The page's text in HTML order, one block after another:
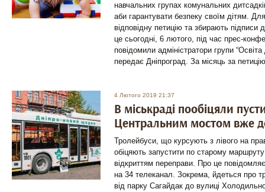
навчальних групах комунальних
аби гарантувати безпеку своїм дітям.
відповідну петицію та збирають підписи
це сьогодні, 6 лютого, під час прес-
повідомили адміністратори групи
передає Дніпроград. За місяць за
4 Лютого 2019 21:37
В міськраді пообіцяли
Центральним мостом вже
Тролейбуси, що курсують з лівого на
обіцяють запустити по старому
відкриттям переправи. Про це
на 34 телеканал. Зокрема, йдеться про
від парку Сагайдак до вулиці